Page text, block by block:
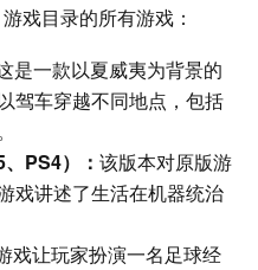
戏目录的所有游戏：
是一款以夏威夷为背景的
驾车穿越不同地点，包括
PS4）： 该版本对原版游
戏讲述了生活在机器统治
戏让玩家扮演一名足球经